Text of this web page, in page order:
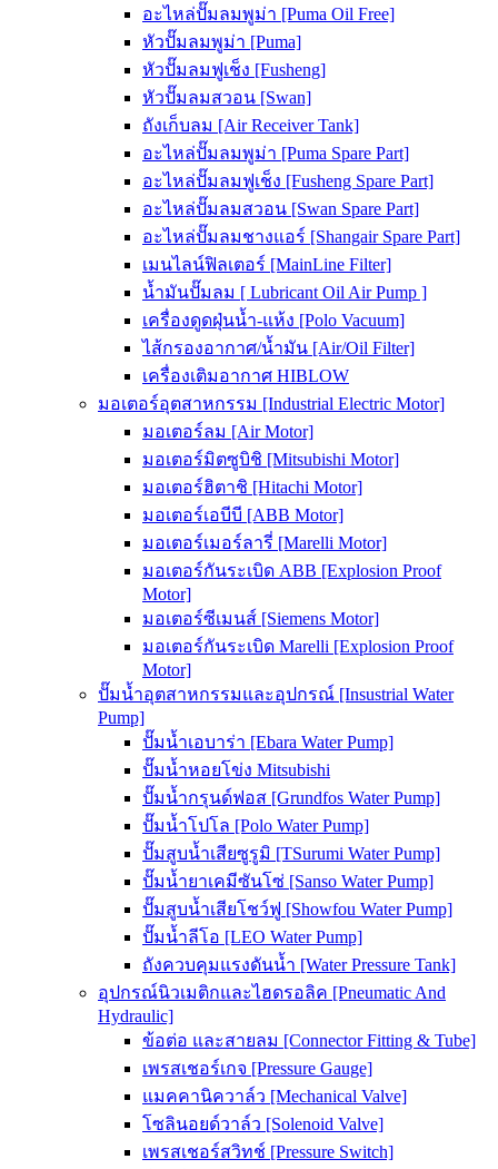
อะไหล่ปั๊มลมพูม่า [Puma Oil Free]
หัวปั๊มลมพูม่า [Puma]
หัวปั๊มลมฟูเช็ง [Fusheng]
หัวปั๊มลมสวอน [Swan]
ถังเก็บลม [Air Receiver Tank]
อะไหล่ปั๊มลมพูม่า [Puma Spare Part]
อะไหล่ปั๊มลมฟูเช็ง [Fusheng Spare Part]
อะไหล่ปั๊มลมสวอน [Swan Spare Part]
อะไหล่ปั๊มลมชางแอร์ [Shangair Spare Part]
เมนไลน์ฟิลเตอร์ [MainLine Filter]
น้ำมันปั๊มลม [ Lubricant Oil Air Pump ]
เครื่องดูดฝุ่นน้ำ-แห้ง [Polo Vacuum]
ไส้กรองอากาศ/น้ำมัน [Air/Oil Filter]
เครื่องเติมอากาศ HIBLOW
มอเตอร์อุตสาหกรรม [Industrial Electric Motor]
มอเตอร์ลม [Air Motor]
มอเตอร์มิตซูบิชิ [Mitsubishi Motor]
มอเตอร์ฮิตาชิ [Hitachi Motor]
มอเตอร์เอบีบี [ABB Motor]
มอเตอร์เมอร์ลารี่ [Marelli Motor]
มอเตอร์กันระเบิด ABB [Explosion Proof
Motor]
มอเตอร์ซีเมนส์ [Siemens Motor]
มอเตอร์กันระเบิด Marelli [Explosion Proof
Motor]
ปั๊มน้ำอุตสาหกรรมและอุปกรณ์ [Insustrial Water
Pump]
ปั๊มน้ำเอบาร่า [Ebara Water Pump]
ปั๊มน้ำหอยโข่ง Mitsubishi
ปั๊มน้ำกรุนด์ฟอส [Grundfos Water Pump]
ปั๊มน้ำโปโล [Polo Water Pump]
ปั๊มสูบน้ำเสียซูรูมิ [TSurumi Water Pump]
ปั๊มน้ำยาเคมีซันโซ่ [Sanso Water Pump]
ปั๊มสูบน้ำเสียโชว์ฟู [Showfou Water Pump]
ปั๊มน้ำลีโอ [LEO Water Pump]
ถังควบคุมแรงดันน้ำ [Water Pressure Tank]
อุปกรณ์นิวเมติกและไฮดรอลิค [Pneumatic And
Hydraulic]
ข้อต่อ และสายลม [Connector Fitting & Tube]
เพรสเชอร์เกจ [Pressure Gauge]
แมคคานิควาล์ว [Mechanical Valve]
โซลินอยด์วาล์ว [Solenoid Valve]
เพรสเชอร์สวิทช์ [Pressure Switch]